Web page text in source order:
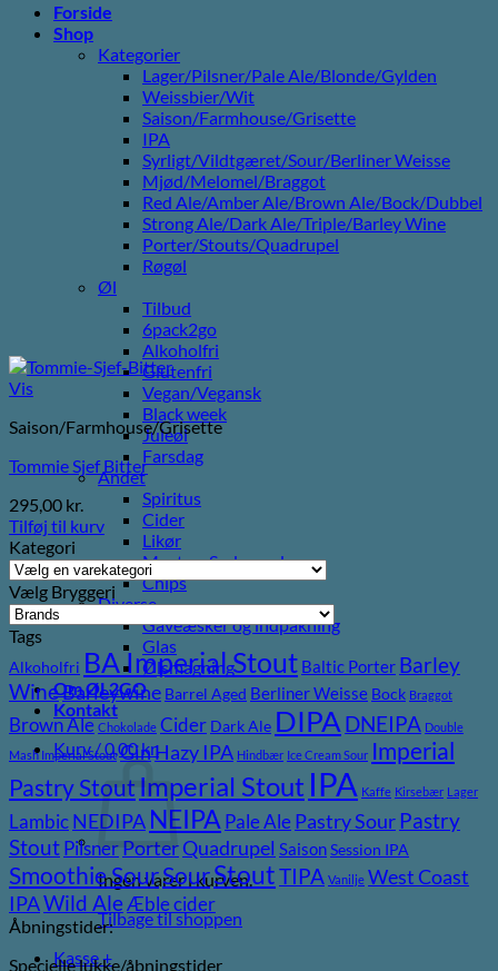
Forside
Shop
Kategorier
Lager/Pilsner/Pale Ale/Blonde/Gylden
Weissbier/Wit
Saison/Farmhouse/Grisette
IPA
Syrligt/Vildtgæret/Sour/Berliner Weisse
Mjød/Melomel/Braggot
Red Ale/Amber Ale/Brown Ale/Bock/Dubbel
Strong Ale/Dark Ale/Triple/Barley Wine
Porter/Stouts/Quadrupel
Røgøl
Øl
Tilbud
6pack2go
Alkoholfri
Glutenfri
Vegan/Vegansk
Black week
Juleøl
Farsdag
Andet
Spiritus
Cider
Likør
Most og Sodavand
Chips
Diverse
Gaveæsker og indpakning
Glas
Ølsmagning
Om ØL2GO
Kontakt
Kurv /0,00kr.
Ingen varer i kurven.
Tilbage til shoppen
Kasse +
Vis
Saison/Farmhouse/Grisette
Tommie Sjef Bitter
295,00 kr.
Tilføj til kurv
Kategori
Vælg Bryggeri
Tags
Alkoholfri BA Imperial Stout Baltic Porter Barley
WineBarleywine Barrel Aged Berliner Weisse Bock Braggot
Brown Ale Chokolade Cider Dark Ale DIPA DNEIPA Double
Mash Imperial Stout GinHazy IPA Hindbær Ice Cream Sour Imperial
Pastry Stout Imperial Stout IPA Kaffe Kirsebær Lager
Lambic NEDIPA NEIPA Pale Ale Pastry Sour Pastry
Stout Pilsner PorterQuadrupel SaisonSession IPA
Smoothie SourSourStoutTIPA Vanilje West Coast
IPAWild Ale Æble cider
Åbningstider:
Specielle lukke/åbningstider